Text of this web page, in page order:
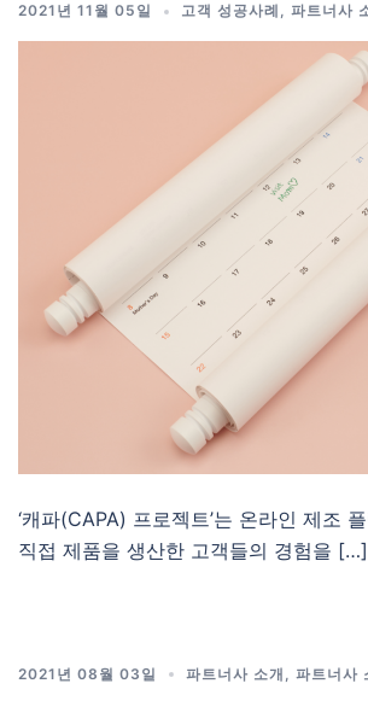
2021년 11월 05일 고객 성공사례 , 파트너사
‘캐파(CAPA) 프로젝트’는 온라인 제조
직접 제품을 생산한 고객들의 경험을 […]
2021년 08월 03일 파트너사 소개 파트너사